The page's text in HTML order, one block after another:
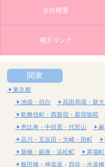
会社概要
相互リンク
関東
東京都
池袋・目白
高田馬場・新
歌舞伎町・西新宿・新宿御苑
恵比寿・中目黒・代官山
品川・五反田・大崎・田町
新橋・銀座・浜松町
茅場
飯田橋・神楽坂・四谷・水道橋